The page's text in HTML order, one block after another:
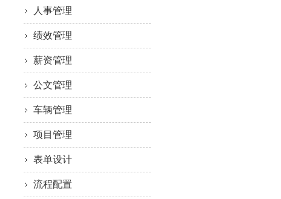
人事管理
绩效管理
薪资管理
公文管理
车辆管理
项目管理
表单设计
流程配置